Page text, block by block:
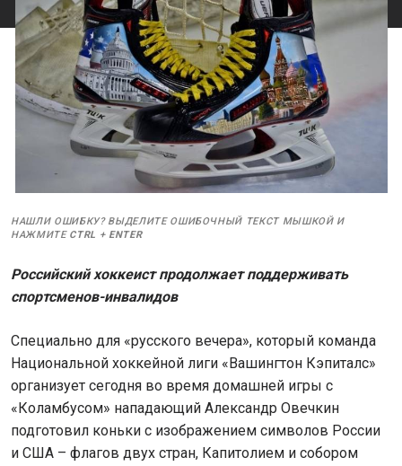
НАШЛИ ОШИБКУ? ВЫДЕЛИТЕ ОШИБОЧНЫЙ ТЕКСТ МЫШКОЙ И
НАЖМИТЕ CTRL + ENTER
Российский хоккеист продолжает поддерживать
спортсменов-инвалидов
Специально для «русского вечера», который команда
Национальной хоккейной лиги «Вашингтон Кэпиталс»
организует сегодня во время домашней игры с
«Коламбусом» нападающий Александр Овечкин
подготовил коньки с изображением символов России
и США – флагов двух стран, Капитолием и собором